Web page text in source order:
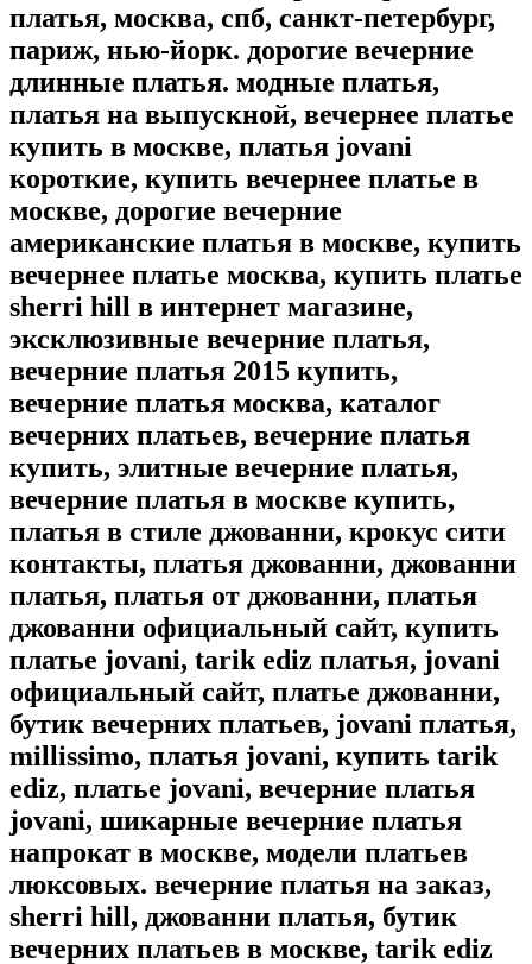
платья, москва, спб, санкт-петербург,
париж, нью-йорк. дорогие вечерние
длинные платья. модные платья,
платья на выпускной, вечернее платье
купить в москве, платья jovani
короткие, купить вечернее платье в
москве, дорогие вечерние
американские платья в москве, купить
вечернее платье москва, купить платье
sherri hill в интернет магазине,
эксклюзивные вечерние платья,
вечерние платья 2015 купить,
вечерние платья москва, каталог
вечерних платьев, вечерние платья
купить, элитные вечерние платья,
вечерние платья в москве купить,
платья в стиле джованни, крокус сити
контакты, платья джованни, джованни
платья, платья от джованни, платья
джованни официальный сайт, купить
платье jovani, tarik ediz платья, jovani
официальный сайт, платье джованни,
бутик вечерних платьев, jovani платья,
millissimo, платья jovani, купить tarik
ediz, платье jovani, вечерние платья
jovani, шикарные вечерние платья
напрокат в москве, модели платьев
люксовых. вечерние платья на заказ,
sherri hill, джованни платья, бутик
вечерних платьев в москве, tarik ediz